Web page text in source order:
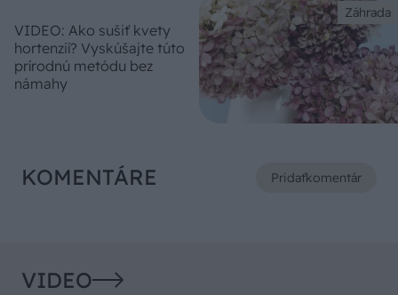
Záhrada
VIDEO: Ako sušiť kvety
hortenzií? Vyskúšajte túto
prírodnú metódu bez
námahy
KOMENTÁRE Pridaťkomentár
VIDEO